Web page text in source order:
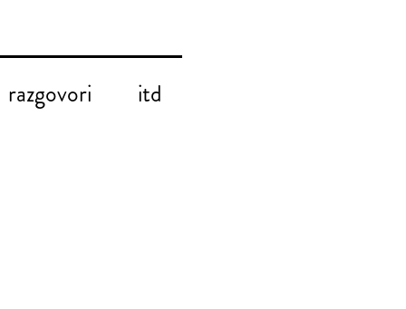
razgovori itd